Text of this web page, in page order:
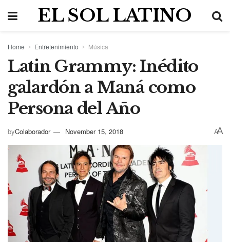
EL SOL LATINO
Home Entretenimiento Música
Latin Grammy: Inédito
galardón a Maná como
Persona del Año
byColaborador November 15, 2018 AA